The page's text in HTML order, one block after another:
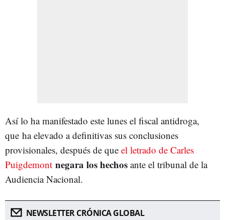
Así lo ha manifestado este lunes el fiscal antidroga,
que ha elevado a definitivas sus conclusiones
provisionales, después de que el letrado de Carles
Puigdemont negara los hechos ante el tribunal de la
Audiencia Nacional.
NEWSLETTER CRÓNICA GLOBAL